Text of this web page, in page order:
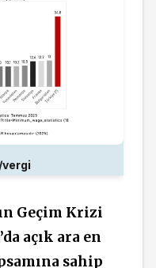
Geçim Krizi
açık ara en
sahip